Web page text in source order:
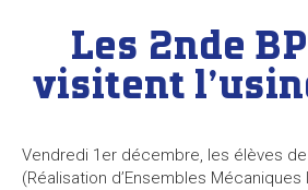
Les 2nde
visitent
Vendredi 1er décembre, les élèves de
(Réalisation d’Ensembles